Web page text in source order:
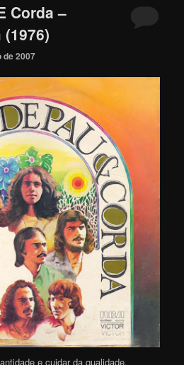
Corda –
de 2007
e cuidar da qualidade.